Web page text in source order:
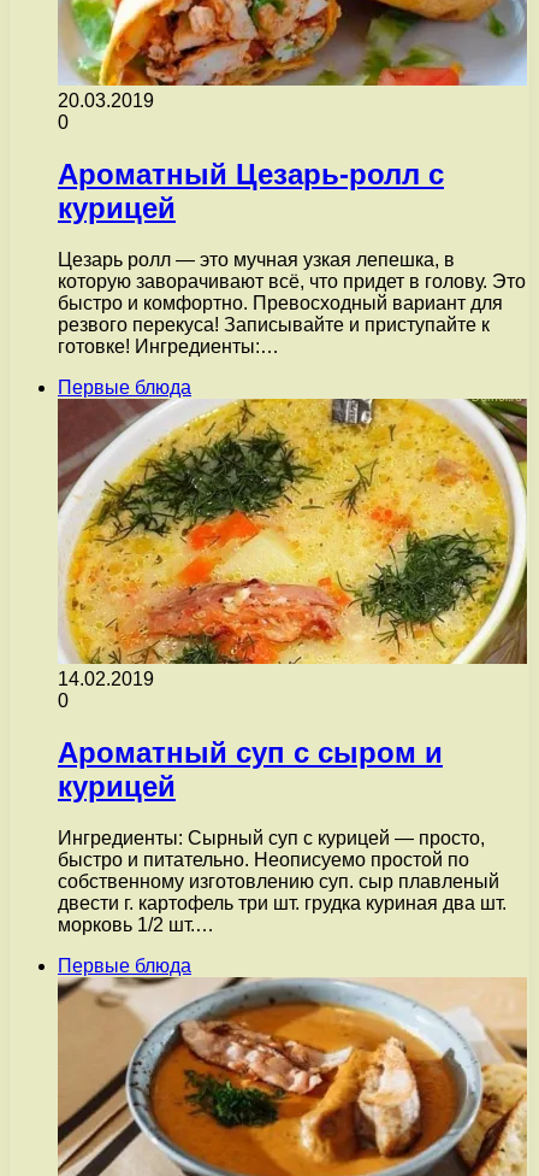
20.03.2019
0
Ароматный Цезарь-ролл с
курицей
Цезарь ролл — это мучная узкая лепешка, в
которую заворачивают всё, что придет в голову. Это
быстро и комфортно. Превосходный вариант для
резвого перекуса! Записывайте и приступайте к
готовке! Ингредиенты:…
Первые блюда
14.02.2019
0
Ароматный суп с сыром и
курицей
Ингредиенты: Сырный суп с курицей — просто,
быстро и питательно. Неописуемо простой по
собственному изготовлению суп. сыр плавленый
двести г. картофель три шт. грудка куриная два шт.
морковь 1/2 шт.…
Первые блюда